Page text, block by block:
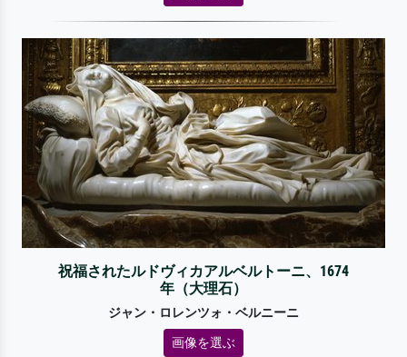
祝福されたルドヴィカアルベルトーニ、1674
年（大理石）
ジャン・ロレンツォ・ベルニーニ
画像を選ぶ